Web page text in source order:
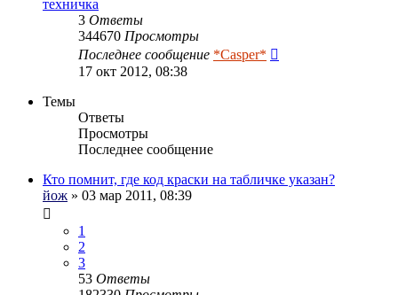
техничка
3 Ответы
344670 Просмотры
Последнее сообщение *Casper*
17 окт 2012, 08:38
Темы
Ответы
Просмотры
Последнее сообщение
Кто помнит, где код краски на табличке указан?
йож » 03 мар 2011, 08:39
1
2
3
53 Ответы